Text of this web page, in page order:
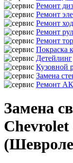
Ремонт
Ремонт
Ремонт
Ремонт
Ремонт
Покраска
Детейлинг
Кузовной
Замена
Ремонт
Замена